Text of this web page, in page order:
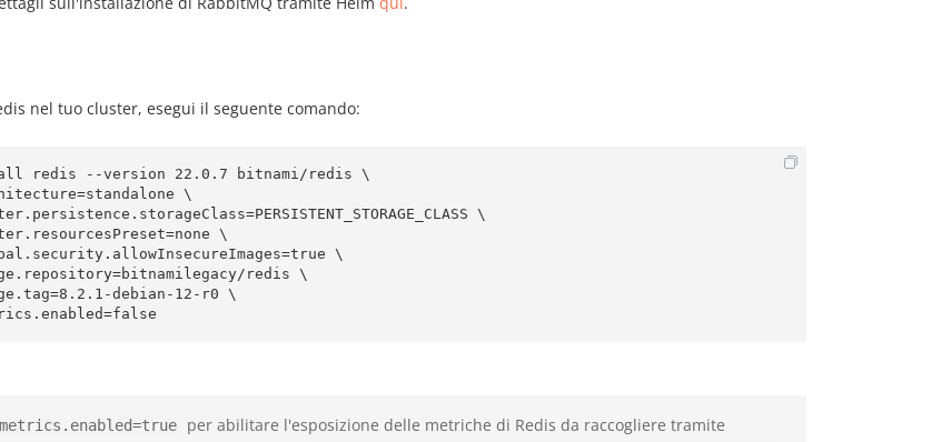
nel tuo cluster, esegui il seguente comando:
redis --version 22.0.7 bitnami/redis \
metrics.enabled=true
per abilitare l'esposizione delle metriche di Redis da raccogliere tramite